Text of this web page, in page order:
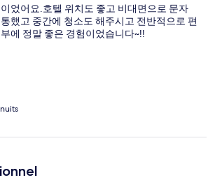
었어요.호텔 위치도 좋고 비대면으로 문자
했고 중간에 청소도 해주시고 전반적으로 편
에 정말 좋은 경험이었습니다~!!